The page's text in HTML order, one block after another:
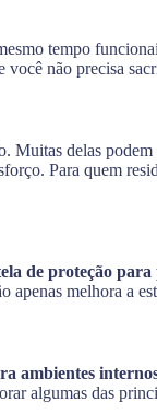
tempo
não precisa
Muitas delas
Para quem
de proteção para
apenas melhora
ambientes
algumas das